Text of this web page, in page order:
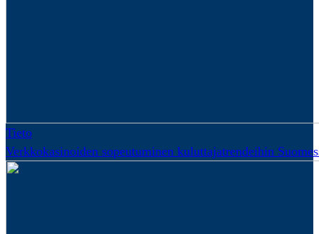
Tieto
Verkkokasinoiden sopeutuminen kuluttajatrendeihin